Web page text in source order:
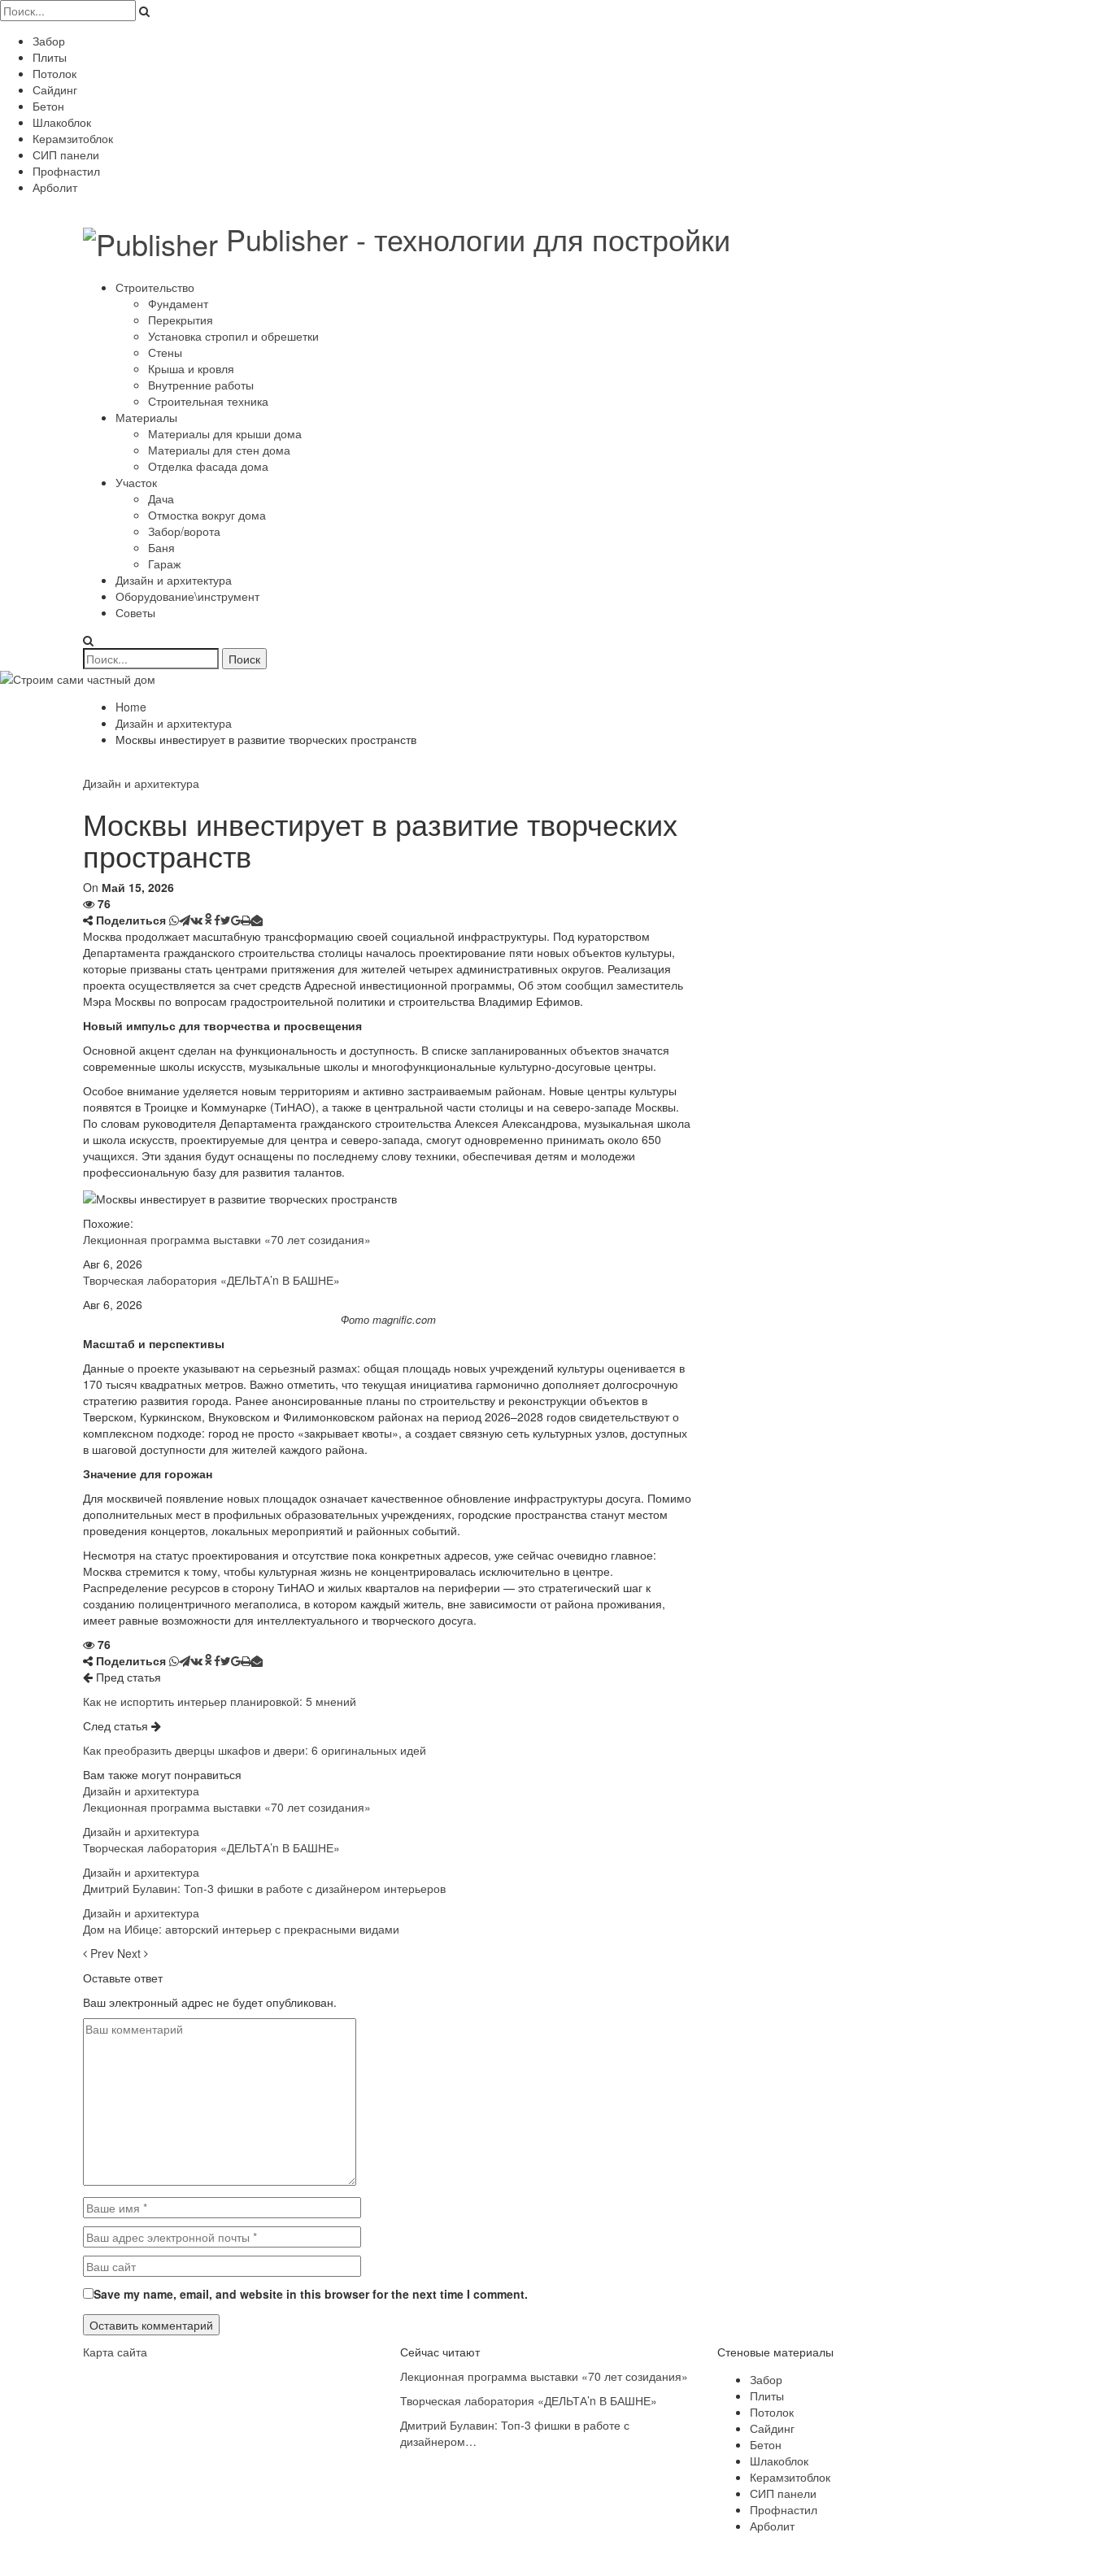
Забор
Плиты
Потолок
Сайдинг
Бетон
Шлакоблок
Керамзитоблок
СИП панели
Профнастил
Арболит
Publisher - технологии для постройки
Строительство
Фундамент
Перекрытия
Установка стропил и обрешетки
Стены
Крыша и кровля
Внутренние работы
Строительная техника
Материалы
Материалы для крыши дома
Материалы для стен дома
Отделка фасада дома
Участок
Дача
Отмостка вокруг дома
Забор/ворота
Баня
Гараж
Дизайн и архитектура
Оборудование\инструмент
Советы
Home
Дизайн и архитектура
Москвы инвестирует в развитие творческих пространств
Дизайн и архитектура
Москвы инвестирует в развитие творческих
пространств
On Май 15, 2026
76
Поделиться
Москва продолжает масштабную трансформацию своей социальной инфраструктуры. Под кураторством
Департамента гражданского строительства столицы началось проектирование пяти новых объектов культуры,
которые призваны стать центрами притяжения для жителей четырех административных округов. Реализация
проекта осуществляется за счет средств Адресной инвестиционной программы, Об этом сообщил заместитель
Мэра Москвы по вопросам градостроительной политики и строительства Владимир Ефимов.
Новый импульс для творчества и просвещения
Основной акцент сделан на функциональность и доступность. В списке запланированных объектов значатся
современные школы искусств, музыкальные школы и многофункциональные культурно-досуговые центры.
Особое внимание уделяется новым территориям и активно застраиваемым районам. Новые центры культуры
появятся в Троицке и Коммунарке (ТиНАО), а также в центральной части столицы и на северо-западе Москвы.
По словам руководителя Департамента гражданского строительства Алексея Александрова, музыкальная школа
и школа искусств, проектируемые для центра и северо-запада, смогут одновременно принимать около 650
учащихся. Эти здания будут оснащены по последнему слову техники, обеспечивая детям и молодежи
профессиональную базу для развития талантов.
Похожие:
Лекционная программа выставки «70 лет созидания»
Авг 6, 2026
Творческая лаборатория «ДЕЛЬТА’n В БАШНЕ»
Авг 6, 2026
Фото magnific.com
Масштаб и перспективы
Данные о проекте указывают на серьезный размах: общая площадь новых учреждений культуры оценивается в
170 тысяч квадратных метров. Важно отметить, что текущая инициатива гармонично дополняет долгосрочную
стратегию развития города. Ранее анонсированные планы по строительству и реконструкции объектов в
Тверском, Куркинском, Внуковском и Филимонковском районах на период 2026–2028 годов свидетельствуют о
комплексном подходе: город не просто «закрывает квоты», а создает связную сеть культурных узлов, доступных
в шаговой доступности для жителей каждого района.
Значение для горожан
Для москвичей появление новых площадок означает качественное обновление инфраструктуры досуга. Помимо
дополнительных мест в профильных образовательных учреждениях, городские пространства станут местом
проведения концертов, локальных мероприятий и районных событий.
Несмотря на статус проектирования и отсутствие пока конкретных адресов, уже сейчас очевидно главное:
Москва стремится к тому, чтобы культурная жизнь не концентрировалась исключительно в центре.
Распределение ресурсов в сторону ТиНАО и жилых кварталов на периферии — это стратегический шаг к
созданию полицентричного мегаполиса, в котором каждый житель, вне зависимости от района проживания,
имеет равные возможности для интеллектуального и творческого досуга.
76
Поделиться
Пред статья
Как не испортить интерьер планировкой: 5 мнений
След статья
Как преобразить дверцы шкафов и двери: 6 оригинальных идей
Вам также могут понравиться
Дизайн и архитектура
Лекционная программа выставки «70 лет созидания»
Дизайн и архитектура
Творческая лаборатория «ДЕЛЬТА’n В БАШНЕ»
Дизайн и архитектура
Дмитрий Булавин: Топ-3 фишки в работе с дизайнером интерьеров
Дизайн и архитектура
Дом на Ибице: авторский интерьер с прекрасными видами
Prev Next
Оставьте ответ
Ваш электронный адрес не будет опубликован.
Save my name, email, and website in this browser for the next time I comment.
Карта сайта
Сейчас читают
Лекционная программа выставки «70 лет созидания»
Творческая лаборатория «ДЕЛЬТА’n В БАШНЕ»
Дмитрий Булавин: Топ-3 фишки в работе с
дизайнером…
Стеновые материалы
Забор
Плиты
Потолок
Сайдинг
Бетон
Шлакоблок
Керамзитоблок
СИП панели
Профнастил
Арболит